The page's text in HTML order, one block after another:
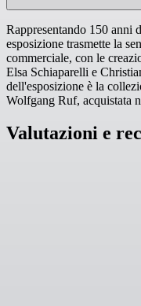
Rappresentando 150 anni
esposizione trasmette la
commerciale, con le
Elsa Schiaparelli e
dell'esposizione è la
Wolfgang Ruf, acquistata
Valutazioni e